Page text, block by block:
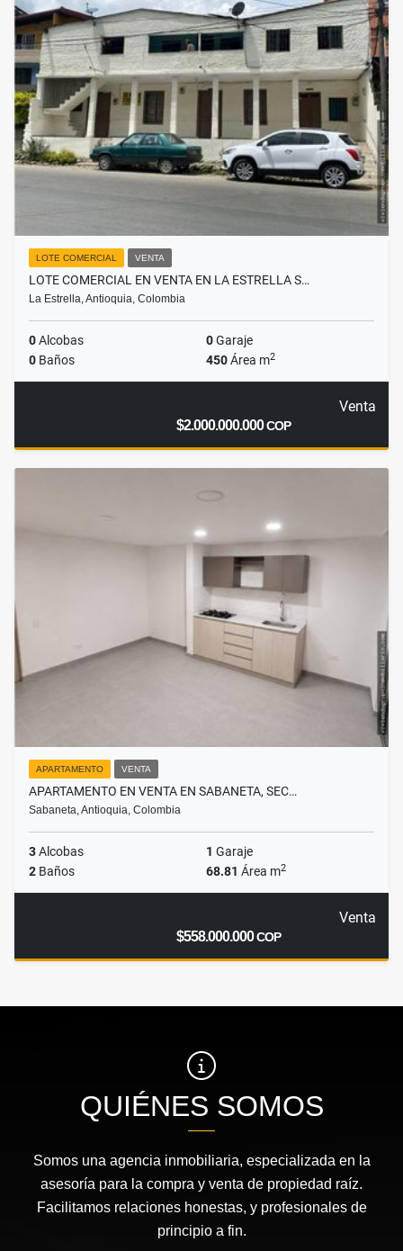
LOTE COMERCIAL VENTA
LOTE COMERCIAL EN VENTA EN LA ESTRELLA S…
La Estrella, Antioquia, Colombia
0Alcobas 0Garaje
0 Baños 450Área m2
Venta
$2.000.000.000COP
APARTAMENTO VENTA
APARTAMENTO EN VENTA EN SABANETA, SEC…
Sabaneta, Antioquia, Colombia
3Alcobas 1 Garaje
2 Baños 68.81 Área m2
Venta
$558.000.000COP
QUIÉNES SOMOS
Somos una agencia inmobiliaria, especializada en la
asesoría para la compra y venta de propiedad raíz.
Facilitamos relaciones honestas, y profesionales de
principio a fin.